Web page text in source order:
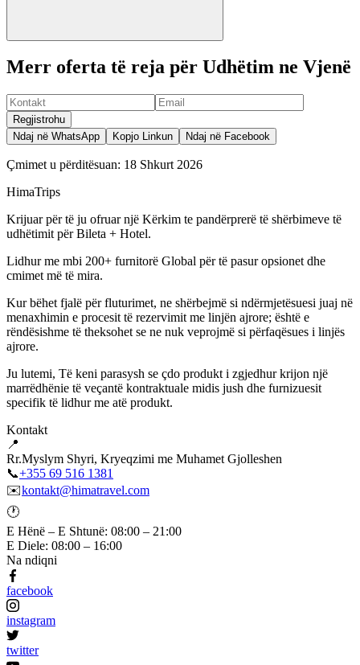
Merr oferta të reja për Udhëtim ne Vjenë
Regjistrohu
Ndaj në WhatsApp
Kopjo Linkun Ndaj në Facebook
Çmimet u përditësuan: 18 Shkurt 2026
HimaTrips
Krijuar për të ju ofruar një Kërkim te pandërprerë të shërbimeve të
udhëtimit për Bileta + Hotel.
Lidhur me mbi 200+ furnitorë Global për të pasur opsionet dhe
cmimet më të mira.
Kur bëhet fjalë për fluturimet, ne shërbejmë si ndërmjetësuesi juaj në
menaxhimin e procesit të rezervimit me linjën ajrore; është e
rëndësishme të theksohet se ne nuk veprojmë si përfaqësues i linjës
ajrore.
Ju lutemi, Të keni parasysh se çdo produkt i zgjedhur krijon një
marrëdhënie të veçantë kontraktuale midis jush dhe furnizuesit
specifik të lidhur me atë produkt.
Kontakt
📍
Rr.Myslym Shyri, Kryeqzimi me Muhamet Gjolleshen
📞+355 69 516 1381
✉️kontakt@himatravel.com
🕐
E Hënë – E Shtunë: 08:00 – 21:00
E Diele: 08:00 – 16:00
Na ndiqni
facebook
instagram
twitter